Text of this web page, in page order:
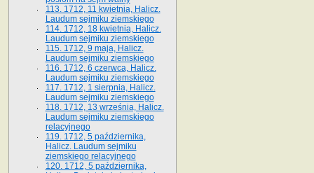
113. 1712, 11 kwietnia, Halicz.
Laudum sejmiku ziemskiego
114. 1712, 18 kwietnia, Halicz.
Laudum sejmiku ziemskiego
115. 1712, 9 maja, Halicz.
Laudum sejmiku ziemskiego
116. 1712, 6 czerwca, Halicz.
Laudum sejmiku ziemskiego
117. 1712, 1 sierpnia, Halicz.
Laudum sejmiku ziemskiego
118. 1712, 13 września, Halicz.
Laudum sejmiku ziemskiego
relacyjnego
119. 1712, 5 października,
Halicz. Laudum sejmiku
ziemskiego relacyjnego
120. 1712, 5 października,